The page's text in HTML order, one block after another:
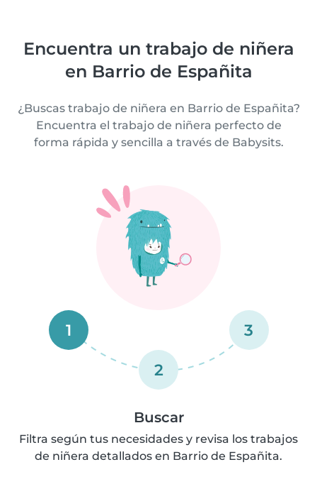
Encuentra un trabajo de niñera
en Barrio de Españita
¿Buscas trabajo de niñera en Barrio de Españita?
Encuentra el trabajo de niñera perfecto de
forma rápida y sencilla a través de Babysits.
1
2
3
Buscar
Filtra según tus necesidades y revisa los trabajos
de niñera detallados en Barrio de Españita.